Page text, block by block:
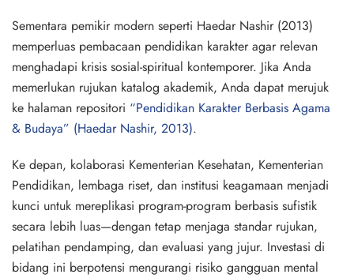
Sementara pemikir modern seperti Haedar Nashir (2013)
memperluas pembacaan pendidikan karakter agar relevan
menghadapi krisis sosial-spiritual kontemporer. Jika Anda
memerlukan rujukan katalog akademik, Anda dapat merujuk
ke halaman repositori “Pendidikan Karakter Berbasis Agama
& Budaya” (Haedar Nashir, 2013).
Ke depan, kolaborasi Kementerian Kesehatan, Kementerian
Pendidikan, lembaga riset, dan institusi keagamaan menjadi
kunci untuk mereplikasi program-program berbasis sufistik
secara lebih luas—dengan tetap menjaga standar rujukan,
pelatihan pendamping, dan evaluasi yang jujur. Investasi di
bidang ini berpotensi mengurangi risiko gangguan mental